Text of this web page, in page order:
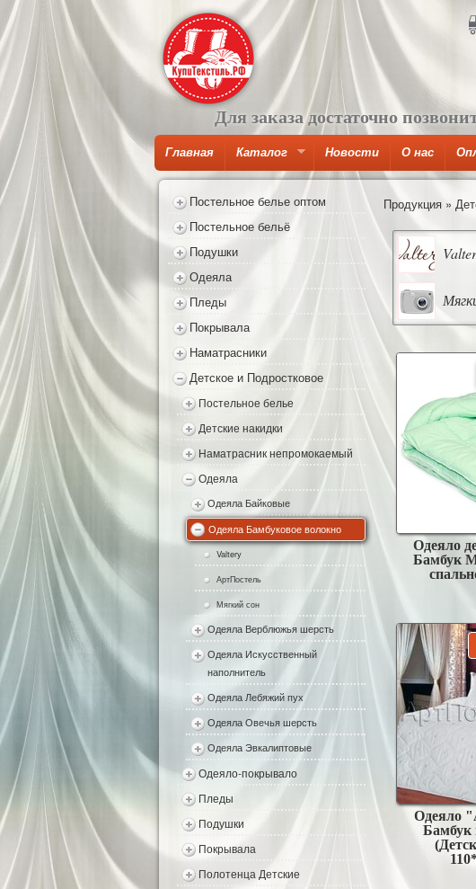
Для заказа достаточно
Главная Каталог Новости О нас
Постельное белье оптом
Постельное бельё
Подушки
Одеяла
Пледы
Покрывала
Наматрасники
Детское и Подростковое
Постельное белье
Детские накидки
Наматрасник непромокаемый
Одеяла
Одеяла Байковые
Одеяла Бамбуковое волокно
Valtery
АртПостель
Мягкий сон
Одеяла Верблюжья шерсть
Одеяла Искусственный
наполнитель
Одеяла Лебяжий пух
Одеяла Овечья шерсть
Одеяла Эвкалиптовые
Одеяло-покрывало
Пледы
Подушки
Покрывала
Полотенца Детские
Продукция »
Одеяло
Бамбук
Одеяло
Бамбук